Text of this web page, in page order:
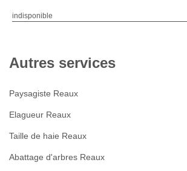
indisponible
Autres services
Paysagiste Reaux
Elagueur Reaux
Taille de haie Reaux
Abattage d'arbres Reaux